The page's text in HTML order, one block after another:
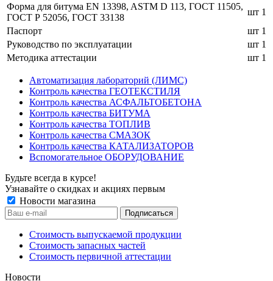
Форма для битума EN 13398, ASTM D 113, ГОСТ 11505,
ГОСТ Р 52056, ГОСТ 33138
шт 1
Паспорт
шт 1
Руководство по эксплуатации
шт 1
Методика аттестации
шт 1
Автоматизация лабораторий (ЛИМС)
Контроль качества ГЕОТЕКСТИЛЯ
Контроль качества АСФАЛЬТОБЕТОНА
Контроль качества БИТУМА
Контроль качества ТОПЛИВ
Контроль качества СМАЗОК
Контроль качества КАТАЛИЗАТОРОВ
Вспомогательное ОБОРУДОВАНИЕ
Будьте всегда в курсе!
Узнавайте о скидках и акциях первым
Новости магазина
Стоимость выпускаемой продукции
Стоимость запасных частей
Стоимость первичной аттестации
Новости